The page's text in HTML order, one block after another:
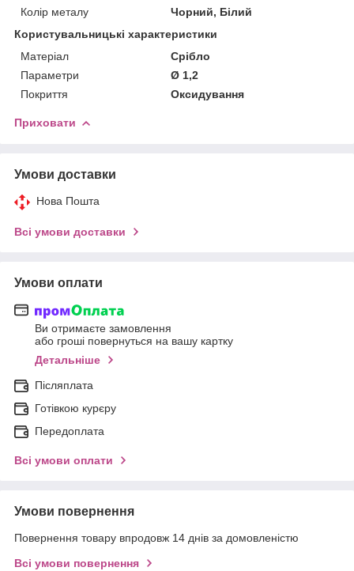
Колір металу
Чорний, Білий
Користувальницькі характеристики
Матеріал
Срібло
Параметри
Ø 1,2
Покриття
Оксидування
Приховати
Умови доставки
Нова Пошта
Всі умови доставки
Умови оплати
Ви отримаєте замовлення
або гроші повернуться на вашу картку
Детальніше
Післяплата
Готівкою курєру
Передоплата
Всі умови оплати
Умови повернення
Повернення товару впродовж 14 днів за домовленістю
Всі умови повернення